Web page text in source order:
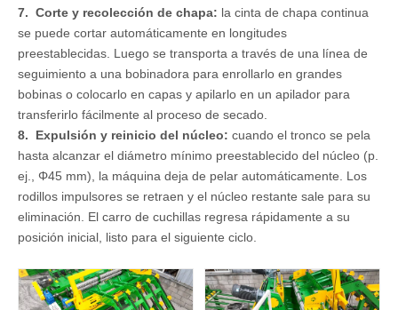
7. Corte y recolección de chapa: la cinta de chapa continua
se puede cortar automáticamente en longitudes
preestablecidas. Luego se transporta a través de una línea de
seguimiento a una bobinadora para enrollarlo en grandes
bobinas o colocarlo en capas y apilarlo en un apilador para
transferirlo fácilmente al proceso de secado.
8. Expulsión y reinicio del núcleo: cuando el tronco se pela
hasta alcanzar el diámetro mínimo preestablecido del núcleo (p.
ej., Φ45 mm), la máquina deja de pelar automáticamente. Los
rodillos impulsores se retraen y el núcleo restante sale para su
eliminación. El carro de cuchillas regresa rápidamente a su
posición inicial, listo para el siguiente ciclo.